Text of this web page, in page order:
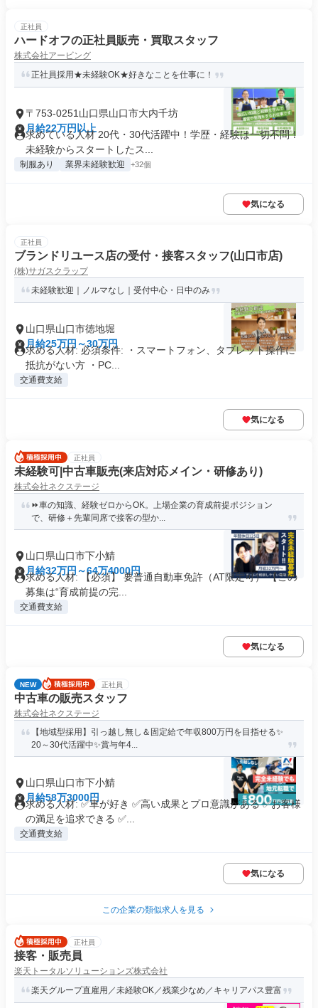
正社員
ハードオフの正社員販売・買取スタッフ
株式会社アービング
正社員採用★未経験OK★好きなことを仕事に！
〒753-0251山口県山口市大内千坊
月給22万円以上
求めている人材 20代・30代活躍中！学歴・経験は一切不問！
未経験からスタートしたス...
制服あり 業界未経験歓迎 +32個
気になる
正社員
ブランドリユース店の受付・接客スタッフ(山口市店)
(株)サガスクラップ
未経験歓迎｜ノルマなし｜受付中心・日中のみ
山口県山口市徳地堀
月給25万円～30万円
求める人材: 必須条件: ・スマートフォン、タブレット操作に
抵抗がない方 ・PC...
交通費支給
気になる
正社員
未経験可|中古車販売(来店対応メイン・研修あり)
株式会社ネクステージ
⏩️車の知識、経験ゼロからOK。上場企業の育成前提ポジション
で、研修＋先輩同席で接客の型か...
山口県山口市下小鯖
月給32万円～64万4000円
求める人材: 【必須】 要普通自動車免許（AT限定可） 【この
募集は“育成前提の完...
交通費支給
気になる
NEW 正社員
中古車の販売スタッフ
株式会社ネクステージ
【地域型採用】引っ越し無し＆固定給で年収800万円を目指せる✨
20～30代活躍中✨賞与年4...
山口県山口市下小鯖
月給58万3000円
求める人材: ✅車が好き ✅高い成果とプロ意識がある ✅お客様
の満足を追求できる ✅...
交通費支給
気になる
この企業の類似求人を見る
正社員
接客・販売員
楽天トータルソリューションズ株式会社
楽天グループ直雇用／未経験OK／残業少なめ／キャリアパス豊富